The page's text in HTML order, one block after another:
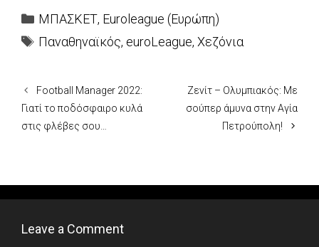
Categories
ΜΠΑΣΚΕΤ, Euroleague (Ευρώπη)
Tags
Παναθηναϊκός, euroLeague, Χεζόνια
Football Manager 2022:
Γιατί το ποδόσφαιρο κυλά
στις φλέβες σου…
Ζενίτ – Ολυμπιακός: Με
σούπερ άμυνα στην Αγία
Πετρούπολη!
Leave a Comment